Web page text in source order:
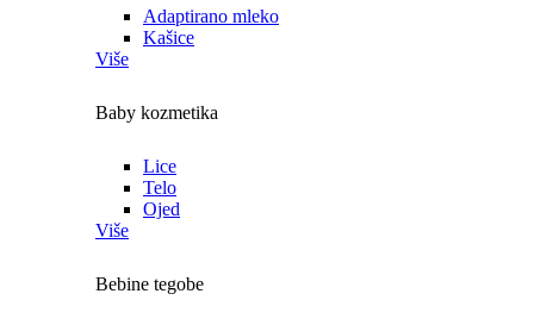
Adaptirano mleko
Kašice
Više
Baby kozmetika
Lice
Telo
Ojed
Više
Bebine tegobe